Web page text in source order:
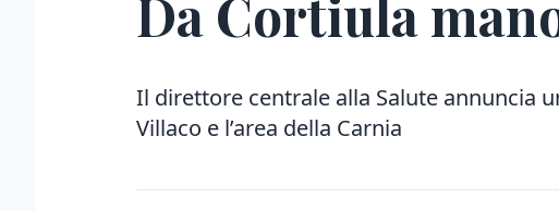
Da Cortiula
Il direttore centrale alla Salute annuncia
Villaco e l’area della Carnia